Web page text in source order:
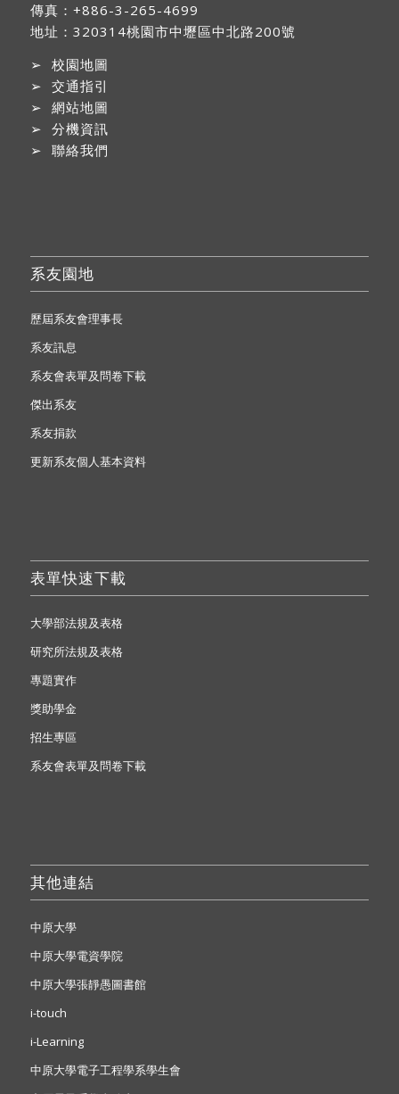
傳真：+886-3-265-4699
地址： 320314桃園市中壢區中北路200號
➢ 校園地圖
➢ 交通指引
➢ 網站地圖
➢ 分機資訊
➢ 聯絡我們
系友園地
歷屆系友會理事長
系友訊息
系友會表單及問卷下載
傑出系友
系友捐款
更新系友個人基本資料
表單快速下載
大學部法規及表格
研究所法規及表格
專題實作
獎助學金
招生專區
系友會表單及問卷下載
其他連結
中原大學
中原大學電資學院
中原大學張靜愚圖書館
i-touch
i-Learning
中原大學電子工程學系學生會